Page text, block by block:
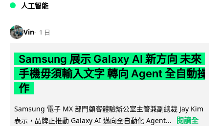
人工智能
Vin 1 日
Samsung 展示 Galaxy AI 新方向 未來
手機毋須輸入文字 轉向 Agent 全自動操
作
Samsung 電子 MX 部門顧客體驗辦公室主管兼副總裁 Jay Kim
表示，品牌正推動 Galaxy AI 邁向全自動化 Agent...
閱讀全